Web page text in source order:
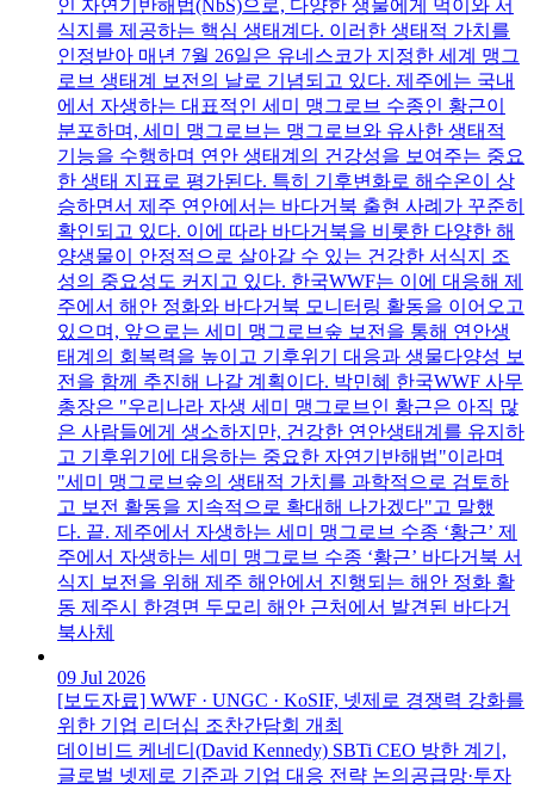
인 자연기반해법(NbS)으로, 다양한 생물에게 먹이와 서
식지를 제공하는 핵심 생태계다. 이러한 생태적 가치를
인정받아 매년 7월 26일은 유네스코가 지정한 세계 맹그
로브 생태계 보전의 날로 기념되고 있다. 제주에는 국내
에서 자생하는 대표적인 세미 맹그로브 수종인 황근이
분포하며, 세미 맹그로브는 맹그로브와 유사한 생태적
기능을 수행하며 연안 생태계의 건강성을 보여주는 중요
한 생태 지표로 평가된다. 특히 기후변화로 해수온이 상
승하면서 제주 연안에서는 바다거북 출현 사례가 꾸준히
확인되고 있다. 이에 따라 바다거북을 비롯한 다양한 해
양생물이 안정적으로 살아갈 수 있는 건강한 서식지 조
성의 중요성도 커지고 있다. 한국WWF는 이에 대응해 제
주에서 해안 정화와 바다거북 모니터링 활동을 이어오고
있으며, 앞으로는 세미 맹그로브숲 보전을 통해 연안생
태계의 회복력을 높이고 기후위기 대응과 생물다양성 보
전을 함께 추진해 나갈 계획이다. 박민혜 한국WWF 사무
총장은 "우리나라 자생 세미 맹그로브인 황근은 아직 많
은 사람들에게 생소하지만, 건강한 연안생태계를 유지하
고 기후위기에 대응하는 중요한 자연기반해법"이라며
"세미 맹그로브숲의 생태적 가치를 과학적으로 검토하
고 보전 활동을 지속적으로 확대해 나가겠다"고 말했
다. 끝. 제주에서 자생하는 세미 맹그로브 수종 ‘황근’ 제
주에서 자생하는 세미 맹그로브 수종 ‘황근’ 바다거북 서
식지 보전을 위해 제주 해안에서 진행되는 해안 정화 활
동 제주시 한경면 두모리 해안 근처에서 발견된 바다거
북사체
09 Jul 2026
[보도자료] WWF · UNGC · KoSIF, 넷제로 경쟁력 강화를
위한 기업 리더십 조찬간담회 개최
데이비드 케네디(David Kennedy) SBTi CEO 방한 계기,
글로벌 넷제로 기준과 기업 대응 전략 논의공급망·투자